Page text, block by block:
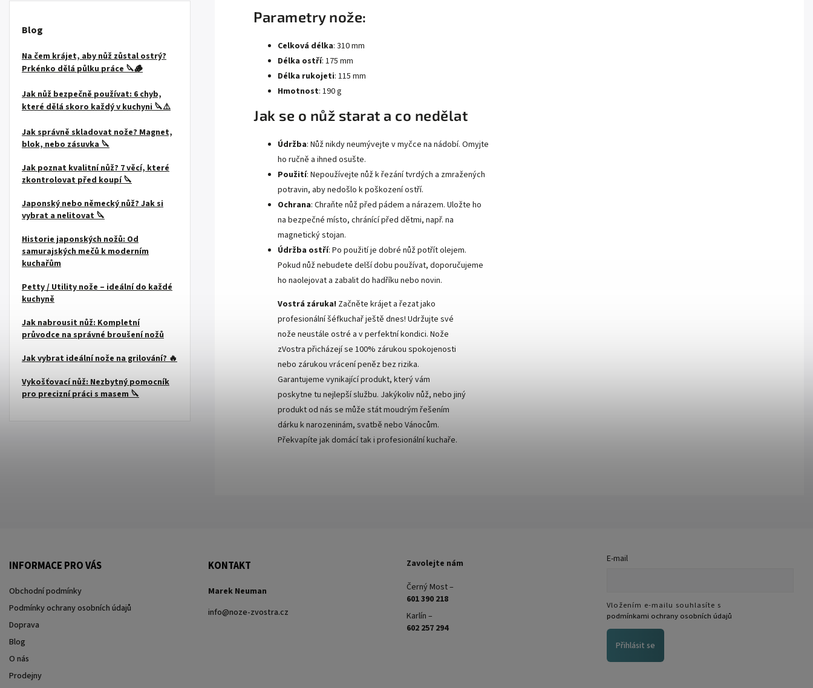
Blog
Na čem krájet, aby nůž zůstal ostrý?
Prkénko dělá půlku práce 🔪🪵
Jak nůž bezpečně používat: 6 chyb,
které dělá skoro každý v kuchyni 🔪⚠️
Jak správně skladovat nože? Magnet,
blok, nebo zásuvka 🔪
Jak poznat kvalitní nůž? 7 věcí, které
zkontrolovat před koupí 🔪
Japonský nebo německý nůž? Jak si
vybrat a nelitovat 🔪
Historie japonských nožů: Od
samurajských mečů k moderním
kuchařům
Petty / Utility nože – ideální do každé
kuchyně
Jak nabrousit nůž: Kompletní
průvodce na správné broušení nožů
Jak vybrat ideální nože na grilování? 🔥
Vykošťovací nůž: Nezbytný pomocník
pro precizní práci s masem 🔪
Parametry nože:
Celková délka: 310 mm
Délka ostří: 175 mm
Délka rukojeti: 115 mm
Hmotnost: 190 g
Jak se o nůž starat a co nedělat
Údržba: Nůž nikdy neumývejte v myčce na nádobí. Omyjte
ho ručně a ihned osušte.
Použití: Nepoužívejte nůž k řezání tvrdých a zmražených
potravin, aby nedošlo k poškození ostří.
Ochrana: Chraňte nůž před pádem a nárazem. Uložte ho
na bezpečné místo, chránící před dětmi, např. na
magnetický stojan.
Údržba ostří: Po použití je dobré nůž potřít olejem.
Pokud nůž nebudete delší dobu používat, doporučujeme
ho naolejovat a zabalit do hadříku nebo novin.
Vostrá záruka! Začněte krájet a řezat jako
profesionální šéfkuchař ještě dnes! Udržujte své
nože neustále ostré a v perfektní kondici. Nože
zVostra přicházejí se 100% zárukou spokojenosti
nebo zárukou vrácení peněz bez rizika.
Garantujeme vynikající produkt, který vám
poskytne tu nejlepší službu. Jakýkoliv nůž, nebo jiný
produkt od nás se může stát moudrým řešením
dárku k narozeninám, svatbě nebo Vánocům.
Překvapíte jak domácí tak i profesionální kuchaře.
INFORMACE PRO VÁS
Obchodní podmínky
Podmínky ochrany osobních údajů
Doprava
Blog
O nás
Prodejny
KONTAKT
Marek Neuman
info@noze-zvostra.cz
Zavolejte nám
Černý Most –
601 390 218
Karlín –
602 257 294
E-mail
Vložením e-mailu souhlasíte s
podmínkami ochrany osobních údajů
Přihlásit se